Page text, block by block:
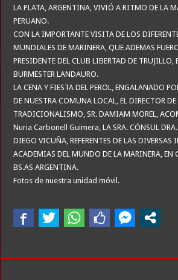
LA PLATA, ARGENTINA, VIVIÓ A RITMO DE LA
PERUANO.
CON LA IMPORTANTE VISITA DE LOS
MUNDIALES DE MARINERA, QUE ADEMAS
PRESIDENTE DEL CLUB LIBERTAD DE TRUJILLO,
BURMESTER LANDAURO.
LA CENA Y FIESTA DEL PEROL, ENGALANADO
DE NUESTRA COMUNA LOCAL, EL DIRECTOR
TRADICIONALISMO, SR. DAMIAM MOREL,
Nuria Carbonell Guimera, LA SRA. CÓNSUL DRA.
DIEGO VICUÑA, REFERENTES DE LAS
ACADEMIAS DEL MUNDO DE LA MARINERA, EN
BS.AS ARGENTINA.
Fotos de nuestra unidad móvil.